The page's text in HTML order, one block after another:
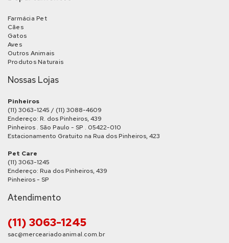
Farmácia Pet
Cães
Gatos
Aves
Outros Animais
Produtos Naturais
Nossas Lojas
Pinheiros
(11) 3063-1245 / (11) 3088-4609
Endereço: R. dos Pinheiros, 439
Pinheiros . São Paulo - SP . 05422-010
Estacionamento Gratuito na Rua dos Pinheiros, 423
Pet Care
(11) 3063-1245
Endereço: Rua dos Pinheiros, 439
Pinheiros - SP
Atendimento
(11) 3063-1245
sac@merceariadoanimal.com.br